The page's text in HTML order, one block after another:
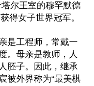
尔王室的穆罕默德
得女子世界冠军。
是工程师，常戴一
。母亲是教师，人
胚子。因此，继承
被外界称为“最美棋